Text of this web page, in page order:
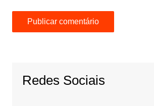
Redes Sociais